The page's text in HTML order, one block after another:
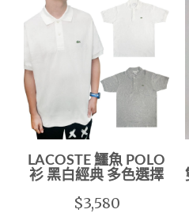
LACOSTE 鱷魚 POLO
衫 黑白經典 多色選擇
$3,580